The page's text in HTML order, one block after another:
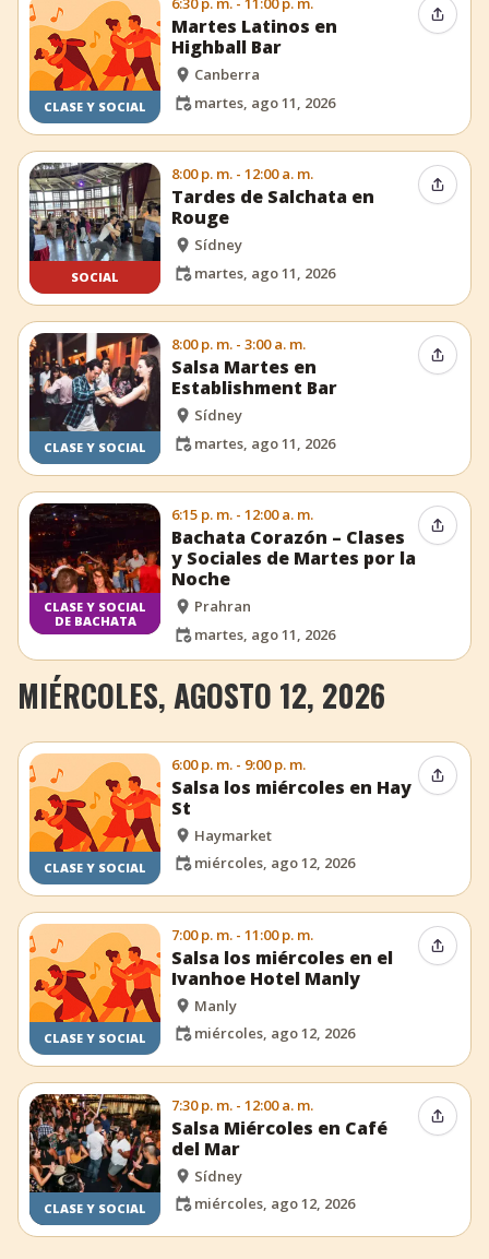
CLASE Y SOCIAL
Martes Latinos en
Highball Bar
Canberra
martes, ago 11, 2026
SOCIAL
8:00 p. m. - 12:00 a. m.
Tardes de Salchata en
Rouge
Sídney
martes, ago 11, 2026
CLASE Y SOCIAL
8:00 p. m. - 3:00 a. m.
Salsa Martes en
Establishment Bar
Sídney
martes, ago 11, 2026
CLASE Y SOCIAL
DE BACHATA
6:15 p. m. - 12:00 a. m.
Bachata Corazón – Clases
y Sociales de Martes por la
Noche
Prahran
martes, ago 11, 2026
MIÉRCOLES, AGOSTO 12, 2026
CLASE Y SOCIAL
6:00 p. m. - 9:00 p. m.
Salsa los miércoles en Hay
St
Haymarket
miércoles, ago 12, 2026
CLASE Y SOCIAL
7:00 p. m. - 11:00 p. m.
Salsa los miércoles en el
Ivanhoe Hotel Manly
Manly
miércoles, ago 12, 2026
CLASE Y SOCIAL
7:30 p. m. - 12:00 a. m.
Salsa Miércoles en Café
del Mar
Sídney
miércoles, ago 12, 2026